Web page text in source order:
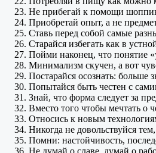
Не прибегай к помощи
Приобретай опыт, а не
Ставь перед собой самые
Старайся избегать как в
Пойми наконец, что понятие
Минимализм скучен, а вот
Постарайся осознать: больше
Попытайся быть честен с
Знай, что форма следует за
Вместо того чтобы мечтать о
Относись к новым
Никогда не довольствуйся
Помни: настойчивость,
Не думай о славе, думай о